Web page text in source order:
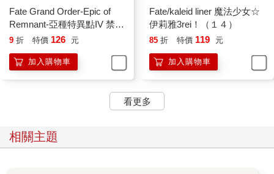
Fate Grand Order-Epic of
Remnant-亞種特異點IV 禁忌
降臨庭園 塞勒姆 異端塞勒姆
9 折 特價 126 元
加入購物車
Fate/kaleid liner 魔法少女☆
伊莉雅3rei！（１４）
85 折 特價 119 元
加入購物車
看更多
相關主題